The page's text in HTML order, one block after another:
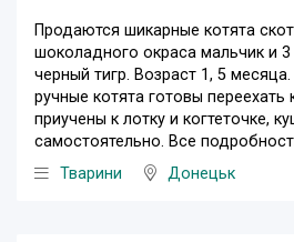
Продаются шикарные котята
шоколадного окраса мальчик и
черный тигр. Возраст 1, 5
ручные котята готовы
приучены к лотку и когтеточке,
самостоятельно. Все
Тварини
Донецьк